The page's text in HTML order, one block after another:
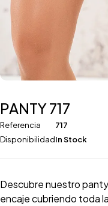
PANTY 717
Referencia
717
DisponibilidadIn Stock
Descubre nuestro
encaje cubriendo toda